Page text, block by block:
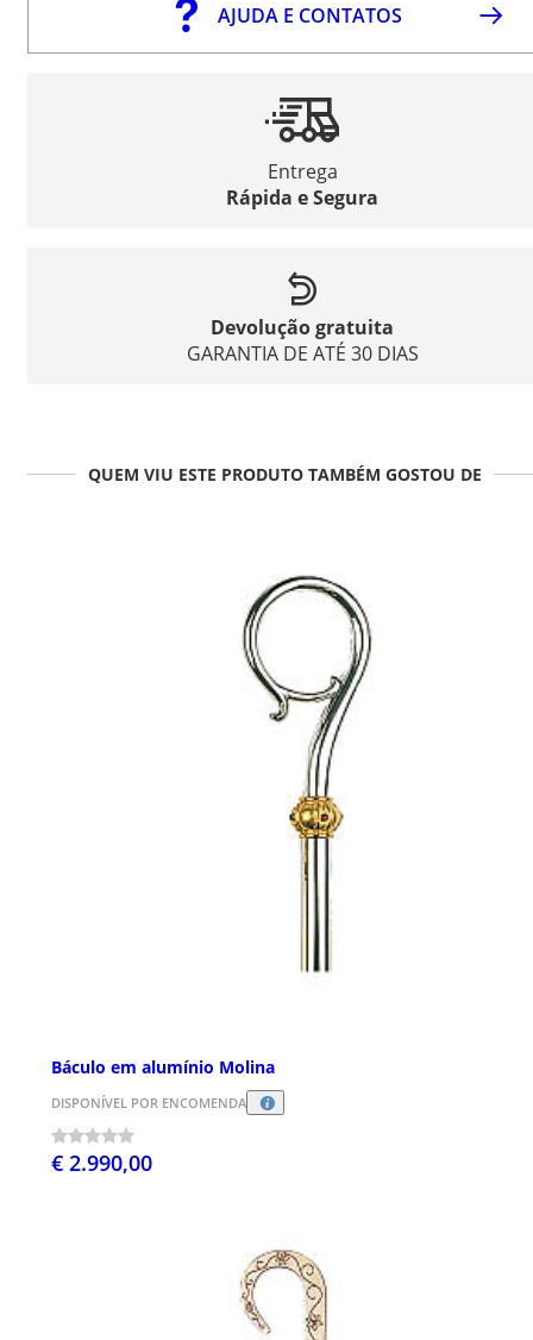
AJUDA E CONTATOS
Entrega
Rápida e Segura
Devolução gratuita
GARANTIA DE ATÉ 30 DIAS
QUEM VIU ESTE PRODUTO TAMBÉM GOSTOU DE
Báculo em alumínio Molina
DISPONÍVEL POR ENCOMENDA
€ 2.990,00